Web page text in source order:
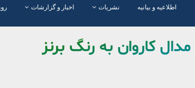
اطلاعیه و بیانیه نشریات اخبار و گزارشات
کاروان به رنگ برنز